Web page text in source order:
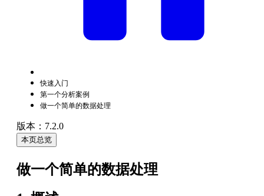
快速入门
第一个分析案例
做一个简单的数据处理
版本：7.2.0
本页总览
做一个简单的数据处理